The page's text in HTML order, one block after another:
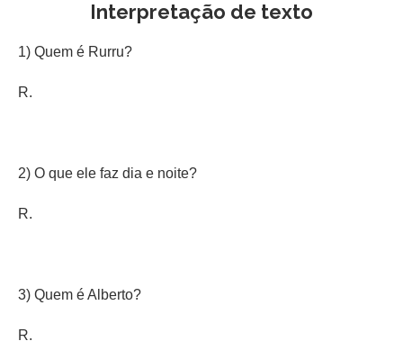
Interpretação de texto
1) Quem é Rurru?
R.
2) O que ele faz dia e noite?
R.
3) Quem é Alberto?
R.